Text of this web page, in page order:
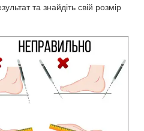
та знайдіть свій розмір